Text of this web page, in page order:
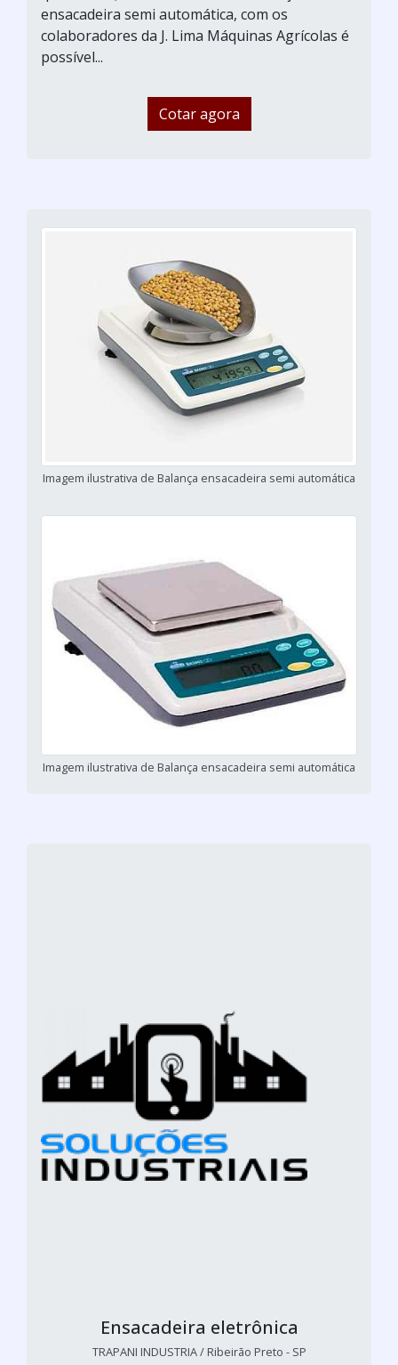
ensacadeira semi automática, com os
colaboradores da J. Lima Máquinas Agrícolas é
possível...
Cotar agora
Imagem ilustrativa de Balança ensacadeira semi automática
Imagem ilustrativa de Balança ensacadeira semi automática
Ensacadeira eletrônica
TRAPANI INDUSTRIA / Ribeirão Preto - SP